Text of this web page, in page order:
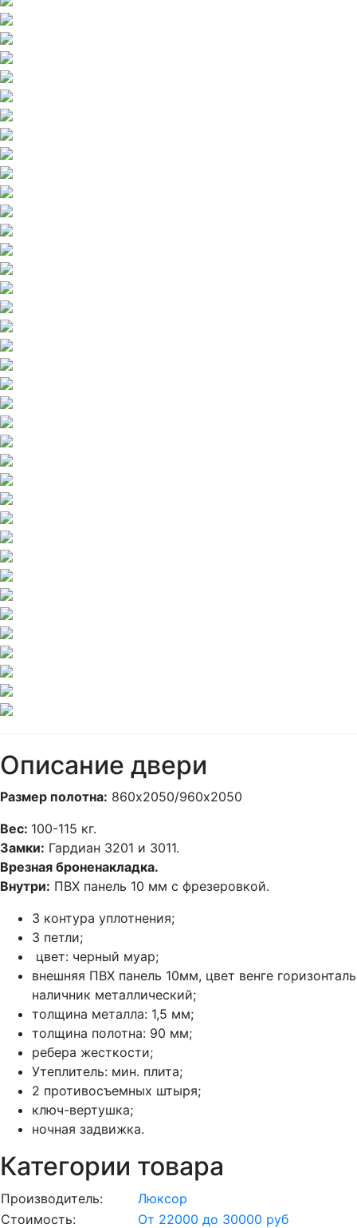
Описание двери
Размер полотна: 860х2050/960х2050
Вес: 100-115 кг.
Замки: Гардиан 3201 и 3011.
Врезная броненакладка.
Внутри: ПВХ панель 10 мм с фрезеровкой.
3 контура уплотнения;
3 петли;
цвет: черный муар;
внешняя ПВХ панель 10мм, цвет венге
наличник металлический;
толщина металла: 1,5 мм;
толщина полотна: 90 мм;
ребера жесткости;
Утеплитель: мин. плита;
2 противосъемных штыря;
ключ-вертушка;
ночная задвижка.
Категории товара
Производитель:
Люксор
Стоимость:
От 22000 до 30000 руб